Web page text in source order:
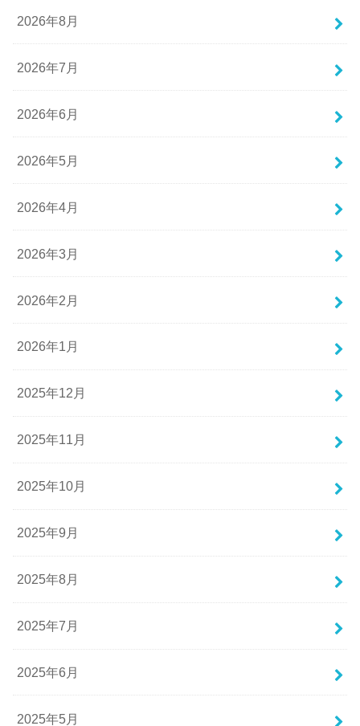
2026年8月
2026年7月
2026年6月
2026年5月
2026年4月
2026年3月
2026年2月
2026年1月
2025年12月
2025年11月
2025年10月
2025年9月
2025年8月
2025年7月
2025年6月
2025年5月